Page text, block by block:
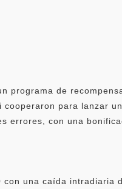
programa de
para lanzar
errores, con una
una caída